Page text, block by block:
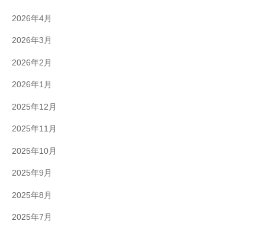
2026年4月
2026年3月
2026年2月
2026年1月
2025年12月
2025年11月
2025年10月
2025年9月
2025年8月
2025年7月